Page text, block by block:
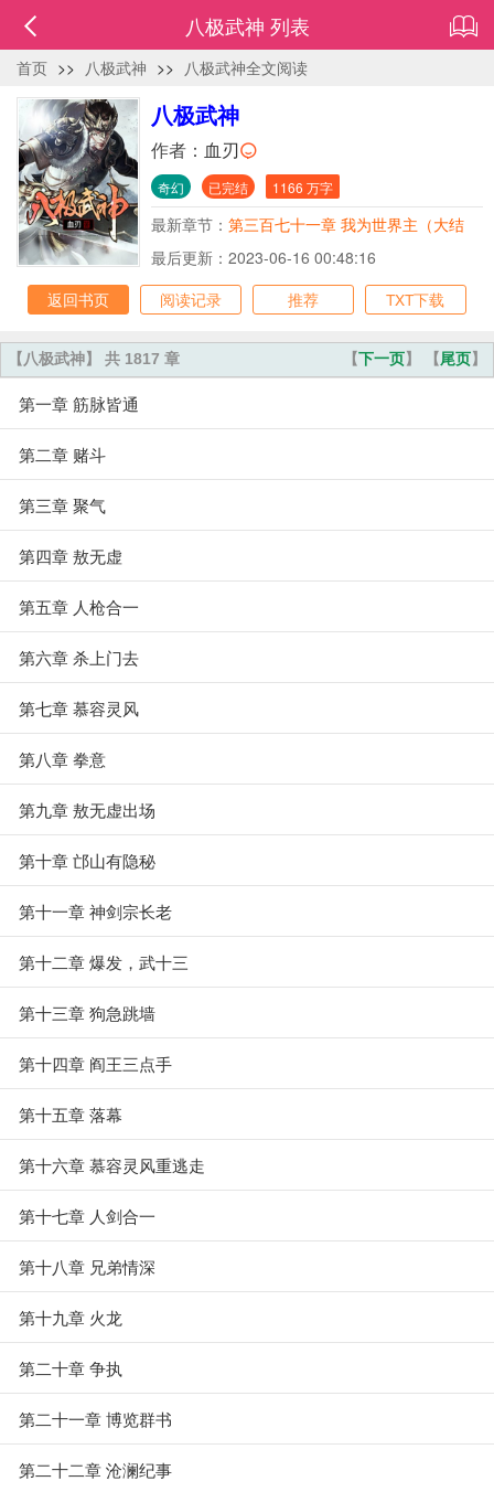
八极武神 列表
首页 >> 八极武神 >> 八极武神全文阅读
八极武神
作者： 血刃
奇幻 已完结 1166 万字
最新章节： 第三百七十一章 我为世界主（大结
局）
最后更新：2023-06-16 00:48:16
返回书页
阅读记录 推荐 TXT下载
【下一页】 【尾页】
【八极武神】 共 1817 章
第一章 筋脉皆通
第二章 赌斗
第三章 聚气
第四章 敖无虚
第五章 人枪合一
第六章 杀上门去
第七章 慕容灵风
第八章 拳意
第九章 敖无虚出场
第十章 邙山有隐秘
第十一章 神剑宗长老
第十二章 爆发，武十三
第十三章 狗急跳墙
第十四章 阎王三点手
第十五章 落幕
第十六章 慕容灵风重逃走
第十七章 人剑合一
第十八章 兄弟情深
第十九章 火龙
第二十章 争执
第二十一章 博览群书
第二十二章 沧澜纪事